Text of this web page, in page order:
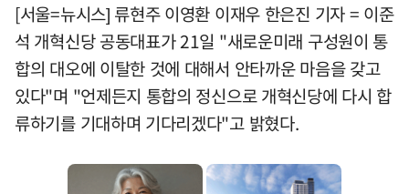
[서울=뉴시스] 류현주 이영환 이재우 한은진 기자 = 이준
석 개혁신당 공동대표가 21일 "새로운미래 구성원이 통
합의 대오에 이탈한 것에 대해서 안타까운 마음을 갖고
있다"며 "언제든지 통합의 정신으로 개혁신당에 다시 합
류하기를 기대하며 기다리겠다"고 밝혔다.